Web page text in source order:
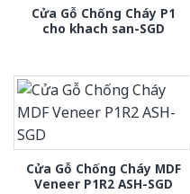
Cửa Gỗ Chống Cháy P1
cho khach san-SGD
Cửa Gỗ Chống Cháy MDF
Veneer P1R2 ASH-SGD